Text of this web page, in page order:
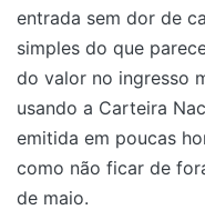
entrada sem dor de
simples do que
do valor no ingresso
usando a Carteira
emitida em poucas
como não ficar de
de maio.